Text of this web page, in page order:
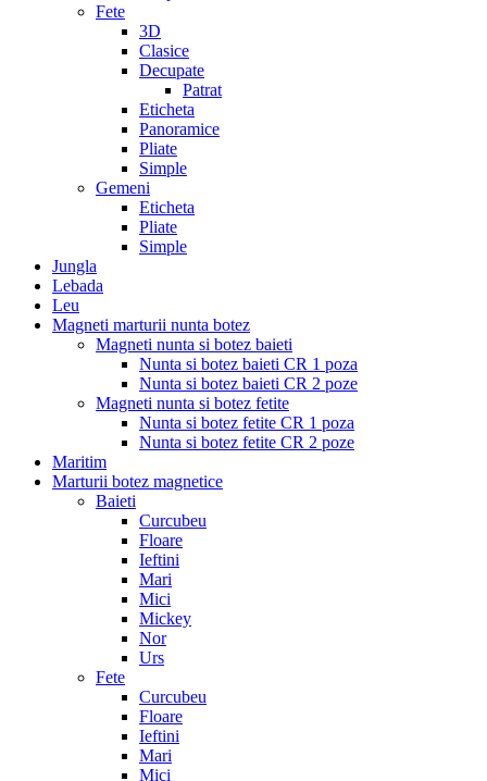
Fete
3D
Clasice
Decupate
Patrat
Eticheta
Panoramice
Pliate
Simple
Gemeni
Eticheta
Pliate
Simple
Jungla
Lebada
Leu
Magneti marturii nunta botez
Magneti nunta si botez baieti
Nunta si botez baieti CR 1 poza
Nunta si botez baieti CR 2 poze
Magneti nunta si botez fetite
Nunta si botez fetite CR 1 poza
Nunta si botez fetite CR 2 poze
Maritim
Marturii botez magnetice
Baieti
Curcubeu
Floare
Ieftini
Mari
Mici
Mickey
Nor
Urs
Fete
Curcubeu
Floare
Ieftini
Mari
Mici